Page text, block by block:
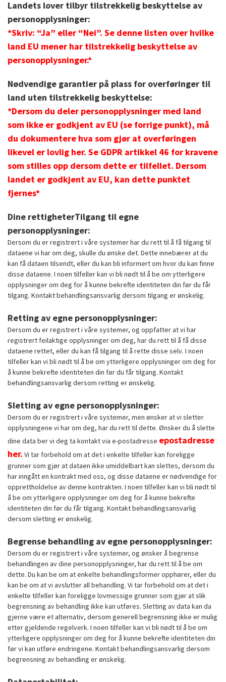
Landets lover tilbyr tilstrekkelig beskyttelse av
personopplysninger:
*Skriv: “Ja” eller “Nei”. Se denne listen over hvilke
land EU mener har tilstrekkelig beskyttelse av
personopplysninger.*
Nødvendige garantier på plass for overføringer til
land uten tilstrekkelig beskyttelse:
*Dersom du deler personopplysninger med land
som ikke er godkjent av EU (se forrige punkt), må
du dokumentere hva som gjør at overføringen
likevel er lovlig her. Se GDPR artikkel 46 for kravene
som stilles opp dersom dette er tilfellet. Dersom
landet er godkjent av EU, kan dette punktet
fjernes*
Dine rettigheterTilgang til egne
personopplysninger:
Dersom du er registrert i våre systemer har du rett til å få tilgang til
dataene vi har om deg, skulle du ønske det. Dette innebærer at du
kan få dataen tilsendt, eller du kan bli informert om hvor du kan finne
disse dataene. I noen tilfeller kan vi bli nødt til å be om ytterligere
opplysninger om deg for å kunne bekrefte identiteten din før du får
tilgang. Kontakt behandlingsansvarlig dersom tilgang er ønskelig.
Retting av egne personopplysninger:
Dersom du er registrert i våre systemer, og oppfatter at vi har
registrert feilaktige opplysninger om deg, har du rett til å få disse
dataene rettet, eller du kan få tilgang til å rette disse selv. I noen
tilfeller kan vi bli nødt til å be om ytterligere opplysninger om deg for
å kunne bekrefte identiteten din før du får tilgang. Kontakt
behandlingsansvarlig dersom retting er ønskelig.
Sletting av egne personopplysninger:
Dersom du er registrert i våre systemer, men ønsker at vi sletter
opplysningene vi har om deg, har du rett til dette. Ønsker du å slette
dine data ber vi deg ta kontakt via e-postadresse epostadresse
her. Vi tar forbehold om at det i enkelte tilfeller kan foreligge
grunner som gjør at dataen ikke umiddelbart kan slettes, dersom du
har inngått en kontrakt med oss, og disse dataene er nødvendige for
opprettholdelse av denne kontrakten. I noen tilfeller kan vi bli nødt til
å be om ytterligere opplysninger om deg for å kunne bekrefte
identiteten din før du får tilgang. Kontakt behandlingsansvarlig
dersom sletting er ønskelig.
Begrense behandling av egne personopplysninger:
Dersom du er registrert i våre systemer, og ønsker å begrense
behandlingen av dine personopplysninger, har du rett til å be om
dette. Du kan be om at enkelte behandlingsformer opphører, eller du
kan be om at vi avslutter all behandling. Vi tar forbehold om at det i
enkelte tilfeller kan foreligge lovmessige grunner som gjør at slik
begrensning av behandling ikke kan utføres. Sletting av data kan da
gjerne være et alternativ, dersom generell begrensning ikke er mulig
etter gjeldende regelverk. I noen tilfeller kan vi bli nødt til å be om
ytterligere opplysninger om deg for å kunne bekrefte identiteten din
før vi kan utføre endringene. Kontakt behandlingsansvarlig dersom
begrensning av behandling er ønskelig.